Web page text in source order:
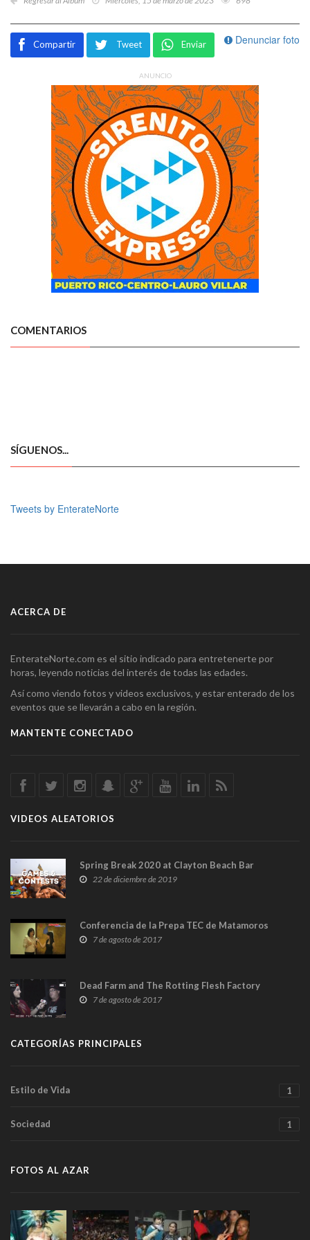
Denunciar foto
Compartir Tweet Enviar
ANUNCIO
COMENTARIOS
SÍGUENOS...
Tweets by EnterateNorte
ACERCA DE
EnterateNorte.com es el sitio indicado para entretenerte por
horas, leyendo noticias del interés de todas las edades.
Así como viendo fotos y videos exclusivos, y estar enterado de los
eventos que se llevarán a cabo en la región.
MANTENTE CONECTADO
VIDEOS ALEATORIOS
Spring Break 2020 at Clayton Beach Bar
22 de diciembre de 2019
Conferencia de la Prepa TEC de Matamoros
7 de agosto de 2017
Dead Farm and The Rotting Flesh Factory
7 de agosto de 2017
CATEGORÍAS PRINCIPALES
Estilo de Vida 1
Sociedad 1
FOTOS AL AZAR